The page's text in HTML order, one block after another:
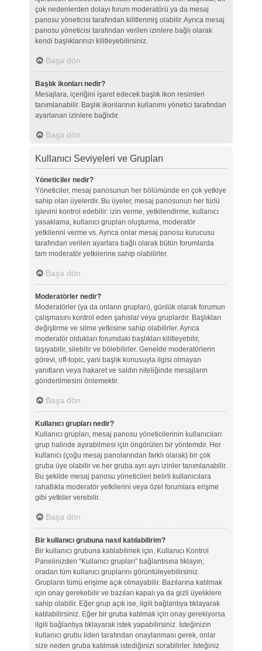
çok nedenlerden dolayı forum moderatörü ya da mesaj
panosu yöneticisi tarafından kilitlenmiş olabilir. Ayrıca mesaj
panosu yöneticisi tarafından verilen izinlere bağlı olarak
kendi başlıklarınızı kilitleyebilirsiniz.
Başa dön
Başlık ikonları nedir?
Mesajlara, içeriğini işaret edecek başlık ikon resimleri
tanımlanabilir. Başlık ikonlarının kullanımı yönetici tarafından
ayarlanan izinlere bağlıdır.
Başa dön
Kullanıcı Seviyeleri ve Grupları
Yöneticiler nedir?
Yöneticiler, mesaj panosunun her bölümünde en çok yetkiye
sahip olan üyelerdir. Bu üyeler, mesaj panosunun her türlü
işlevini kontrol edebilir: izin verme, yetkilendirme, kullanıcı
yasaklama, kullanıcı grupları oluşturma, moderatör
yetkilerini verme vs. Ayrıca onlar mesaj panosu kurucusu
tarafından verilen ayarlara bağlı olarak bütün forumlarda
tam moderatör yetkilerine sahip olabilirler.
Başa dön
Moderatörler nedir?
Moderatörler (ya da onların grupları), günlük olarak forumun
çalışmasını kontrol eden şahıslar veya gruplardır. Başlıkları
değiştirme ve silme yetkisine sahip olabilirler. Ayrıca
moderatör oldukları forumdaki başlıkları kilitleyebilir,
taşıyabilir, silebilir ve bölebilirler. Genelde moderatörlerin
görevi, off-topic, yani başlık konusuyla ilgisi olmayan
yanıtların veya hakaret ve saldırı niteliğinde mesajların
gönderilmesini önlemektir.
Başa dön
Kullanıcı grupları nedir?
Kullanıcı grupları, mesaj panosu yöneticilerinin kullanıcıları
grup halinde ayırabilmesi için öngörülen bir yöntemdir. Her
kullanıcı (çoğu mesaj panolarından farklı olarak) bir çok
gruba üye olabilir ve her gruba ayrı ayrı izinler tanımlanabilir.
Bu şekilde mesaj panosu yöneticileri belirli kullanıcılara
rahatlıkla moderatör yetkilerini veya özel forumlara erişme
gibi yetkiler verebilir.
Başa dön
Bir kullanıcı grubuna nasıl katılabilirim?
Bir kullanıcı grubuna katılabilmek için, Kullanıcı Kontrol
Panelinizden “Kullanıcı grupları” bağlantısına tıklayın;
oradan tüm kullanıcı gruplarını görüntüleyebilirsiniz.
Grupların tümü erişime açık olmayabilir. Bazılarına katılmak
için onay gerekebilir ve bazıları kapalı ya da gizli üyeliklere
sahip olabilir. Eğer grup açık ise, ilgili bağlantıya tıklayarak
katılabilirsiniz. Eğer bir gruba katılmak için onay gerekiyorsa
ilgili bağlantıya tıklayarak istek yapabilirsiniz. İsteğinizin
kullanıcı grubu lideri tarafından onaylanması gerek, onlar
size neden gruba katılmak istediğinizi sorabilirler. İsteğiniz